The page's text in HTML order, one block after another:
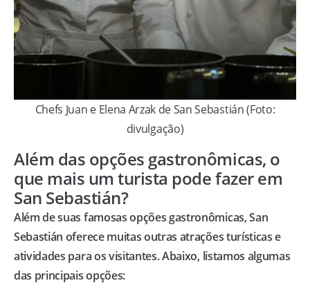
Chefs Juan e Elena Arzak de San Sebastián (Foto:
divulgação)
Além das opções gastronômicas, o
que mais um turista pode fazer em
San Sebastián?
Além de suas famosas opções gastronômicas, San
Sebastián oferece muitas outras atrações turísticas e
atividades para os visitantes. Abaixo, listamos algumas
das principais opções: